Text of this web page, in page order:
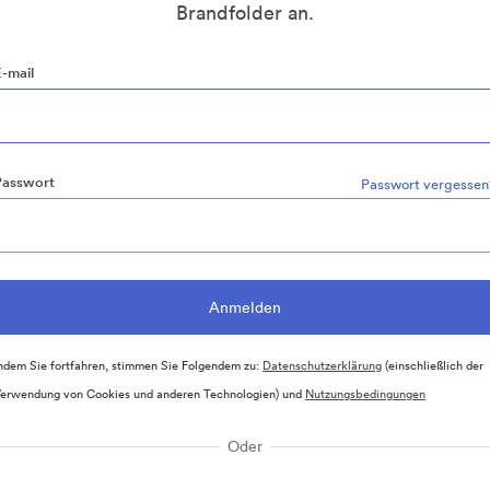
Brandfolder an.
mail
Passwort
Sie fortfahren, stimmen Sie Folgendem zu: Datenschutzerklärung(einschließlich der
von Cookies und anderen Technologien) und Nutzungsbedingungen
Oder